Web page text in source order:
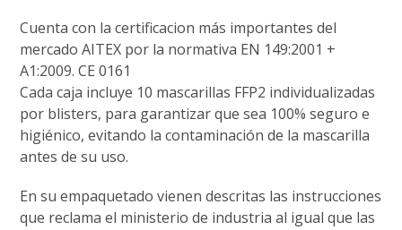
Cuenta con la certificacion más importantes del
mercado AITEX por la normativa EN 149:2001 +
A1:2009. CE 0161
Cada caja incluye 10 mascarillas FFP2 individualizadas
por blisters, para garantizar que sea 100% seguro e
higiénico, evitando la contaminación de la mascarilla
antes de su uso.
En su empaquetado vienen descritas las instrucciones
que reclama el ministerio de industria al igual que las